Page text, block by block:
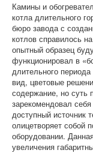
Камины и
котла длительного
бюро завода с
котлов справилось
опытный образец
функционировал в
длительного
вид, цветовые
содержание, но суть
зарекомендовал
доступный источник
олицетворяет собой
оборудовании.
увеличения